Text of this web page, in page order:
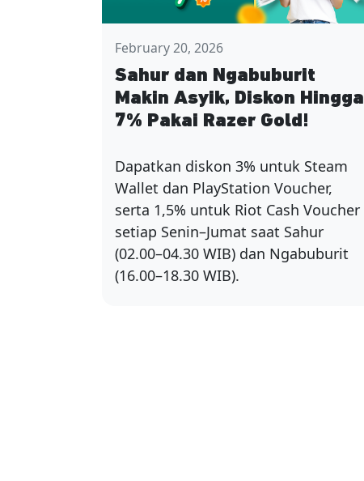
February 20, 2026
Sahur dan Ngabuburit
Makin Asyik, Diskon Hingga
7% Pakai Razer Gold!
Dapatkan diskon 3% untuk Steam
Wallet dan PlayStation Voucher,
serta 1,5% untuk Riot Cash Voucher
setiap Senin–Jumat saat Sahur
(02.00–04.30 WIB) dan Ngabuburit
(16.00–18.30 WIB).